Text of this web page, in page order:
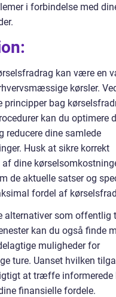
i forbindelse med
kan være en
kørsler.
bag
kan du optimere
reducere dine samlede
Husk at sikre korrekt
dine
de aktuelle satser og
fordel af
alternativer som offentlig
kan du også finde
muligheder for
ture. Uanset hvilken
at træffe informerede
finansielle fordele.